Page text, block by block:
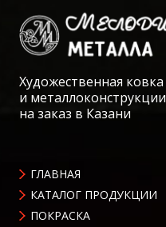
Художественная ковка
и металлоконструкции
на заказ в Казани
ГЛАВНАЯ
КАТАЛОГ ПРОДУКЦИИ
ПОКРАСКА